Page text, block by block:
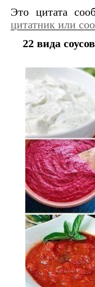
Это цитата
цитатник или
22 вида